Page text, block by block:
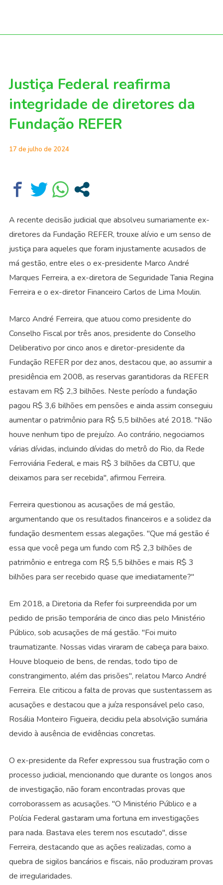
Justiça Federal reafirma
integridade de diretores da
Fundação REFER
17 de julho de 2024
A recente decisão judicial que absolveu sumariamente ex-
diretores da Fundação REFER, trouxe alívio e um senso de
justiça para aqueles que foram injustamente acusados de
má gestão, entre eles o ex-presidente Marco André
Marques Ferreira, a ex-diretora de Seguridade Tania Regina
Ferreira e o ex-diretor Financeiro Carlos de Lima Moulin.
Marco André Ferreira, que atuou como presidente do
Conselho Fiscal por três anos, presidente do Conselho
Deliberativo por cinco anos e diretor-presidente da
Fundação REFER por dez anos, destacou que, ao assumir a
presidência em 2008, as reservas garantidoras da REFER
estavam em R$ 2,3 bilhões. Neste período a fundação
pagou R$ 3,6 bilhões em pensões e ainda assim conseguiu
aumentar o patrimônio para R$ 5,5 bilhões até 2018. "Não
houve nenhum tipo de prejuízo. Ao contrário, negociamos
várias dívidas, incluindo dívidas do metrô do Rio, da Rede
Ferroviária Federal, e mais R$ 3 bilhões da CBTU, que
deixamos para ser recebida", afirmou Ferreira.
Ferreira questionou as acusações de má gestão,
argumentando que os resultados financeiros e a solidez da
fundação desmentem essas alegações. "Que má gestão é
essa que você pega um fundo com R$ 2,3 bilhões de
patrimônio e entrega com R$ 5,5 bilhões e mais R$ 3
bilhões para ser recebido quase que imediatamente?"
Em 2018, a Diretoria da Refer foi surpreendida por um
pedido de prisão temporária de cinco dias pelo Ministério
Público, sob acusações de má gestão. "Foi muito
traumatizante. Nossas vidas viraram de cabeça para baixo.
Houve bloqueio de bens, de rendas, todo tipo de
constrangimento, além das prisões", relatou Marco André
Ferreira. Ele criticou a falta de provas que sustentassem as
acusações e destacou que a juíza responsável pelo caso,
Rosália Monteiro Figueira, decidiu pela absolvição sumária
devido à ausência de evidências concretas.
O ex-presidente da Refer expressou sua frustração com o
processo judicial, mencionando que durante os longos anos
de investigação, não foram encontradas provas que
corroborassem as acusações. "O Ministério Público e a
Polícia Federal gastaram uma fortuna em investigações
para nada. Bastava eles terem nos escutado", disse
Ferreira, destacando que as ações realizadas, como a
quebra de sigilos bancários e fiscais, não produziram provas
de irregularidades.